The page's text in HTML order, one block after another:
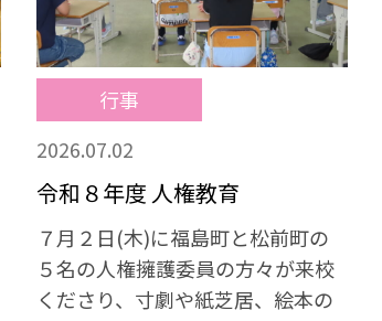
行事
2026.07.02
令和８年度 人権教育
７月２日(木)に福島町と松前町の
５名の人権擁護委員の方々が来校
くださり、寸劇や紙芝居、絵本の